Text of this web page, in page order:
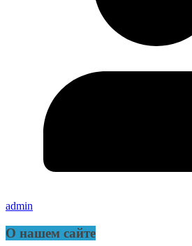
admin
О нашем сайте